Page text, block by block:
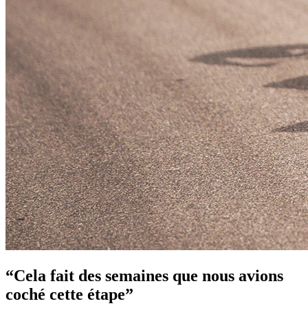
“Cela fait des semaines que nous avions
coché cette étape”